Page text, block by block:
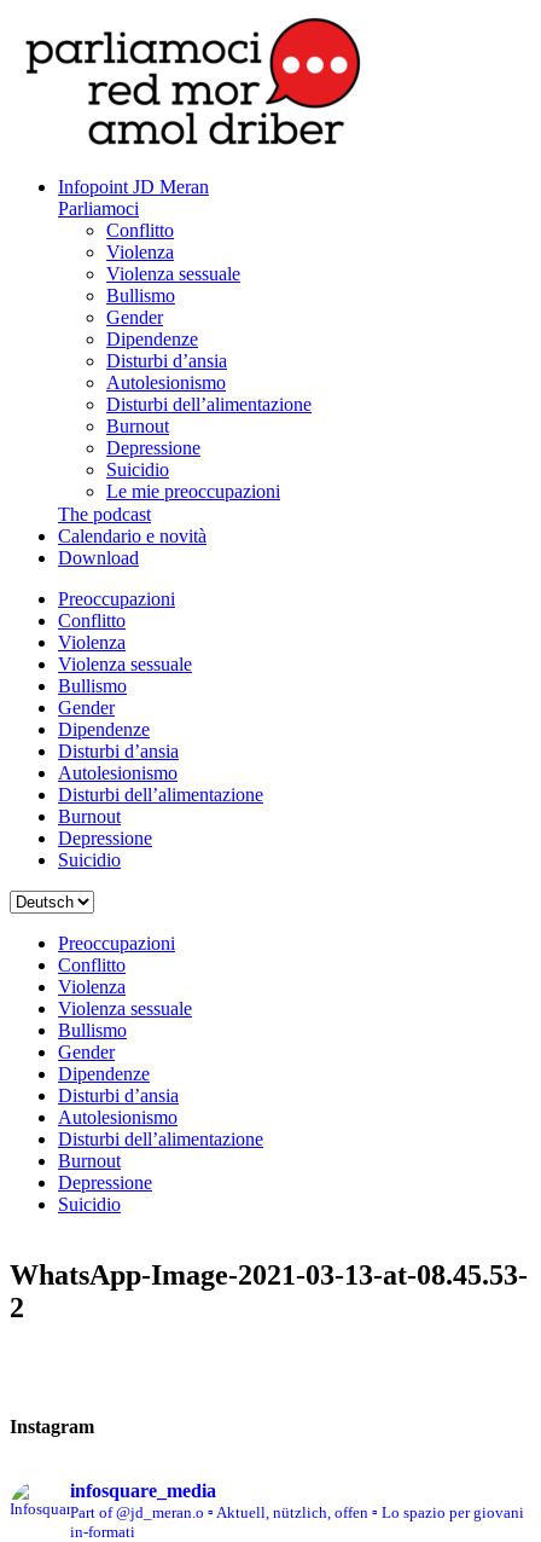
Infopoint JD Meran
Parliamoci
Conflitto
Violenza
Violenza sessuale
Bullismo
Gender
Dipendenze
Disturbi d’ansia
Autolesionismo
Disturbi dell’alimentazione
Burnout
Depressione
Suicidio
Le mie preoccupazioni
The podcast
Calendario e novità
Download
Preoccupazioni
Conflitto
Violenza
Violenza sessuale
Bullismo
Gender
Dipendenze
Disturbi d’ansia
Autolesionismo
Disturbi dell’alimentazione
Burnout
Depressione
Suicidio
Scegli
lingua
Preoccupazioni
Conflitto
Violenza
Violenza sessuale
Bullismo
Gender
Dipendenze
Disturbi d’ansia
Autolesionismo
Disturbi dell’alimentazione
Burnout
Depressione
Suicidio
WhatsApp-Image-2021-03-13-at-08.45.53-
2
Instagram
infosquare_media
Part of @jd_meran.o ▫️ Aktuell, nützlich, offen ▫️ Lo spazio per giovani
in-formati